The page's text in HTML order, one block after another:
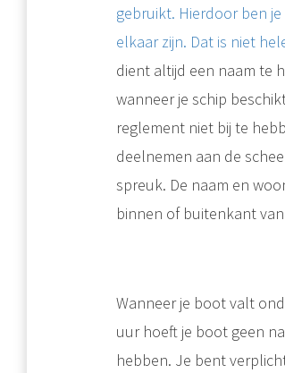
gebruikt. Hierdoor ben
elkaar zijn. Dat is niet
dient altijd een naam te
wanneer je schip
reglement niet bij te
deelnemen aan de
spreuk. De naam en
binnen of buitenkant
Wanneer je boot valt
uur hoeft je boot geen
hebben. Je bent